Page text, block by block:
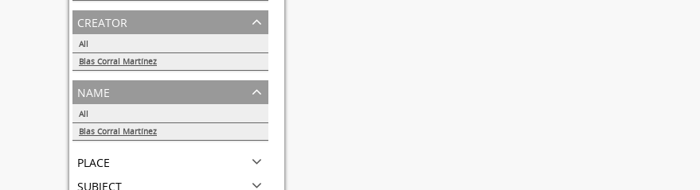
1
creator
All
Blas Corral Martínez
1
name
All
Blas Corral Martínez
place
subject